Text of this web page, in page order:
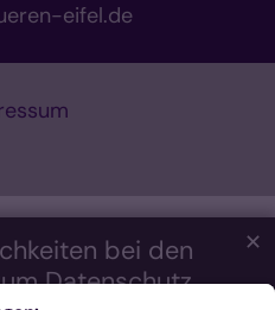
bei den
Datenschutz
✕
eifel.de